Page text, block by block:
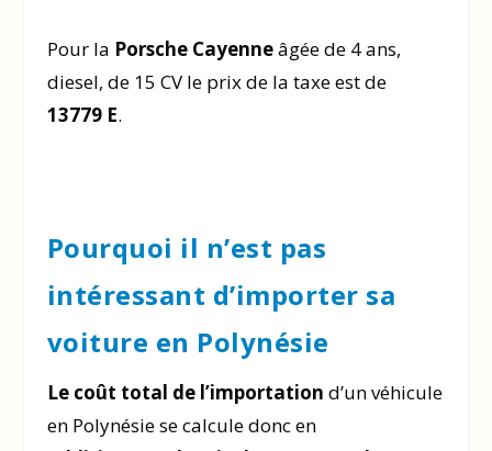
Pour la Porsche Cayenneâgée de 4 ans,
diesel, de 15 CV le prix de la taxe est de
13779 E.
Pourquoi il n’est pas
intéressant d’importer sa
voiture en Polynésie
Le coût total de l’importation d’un véhicule
en Polynésie se calcule donc en